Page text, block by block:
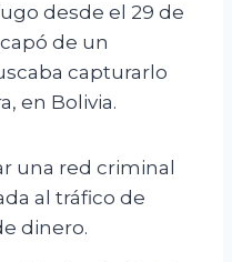
desde el 29 de
de un
capturarlo
en Bolivia.
una red criminal
al tráfico de
dinero.